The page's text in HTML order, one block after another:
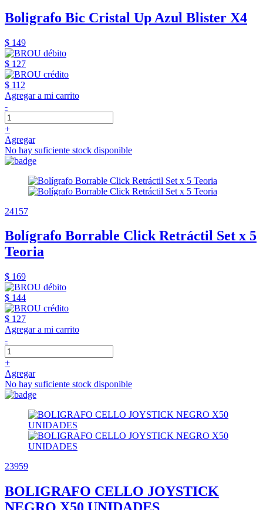
Boligrafo Bic Cristal Up Azul Blister X4
$ 149
$ 127
$ 112
Agregar a mi carrito
-
+
Agregar
No hay suficiente stock disponible
24157
Bolígrafo Borrable Click Retráctil Set x 5
Teoria
$ 169
$ 144
$ 127
Agregar a mi carrito
-
+
Agregar
No hay suficiente stock disponible
23959
BOLIGRAFO CELLO JOYSTICK